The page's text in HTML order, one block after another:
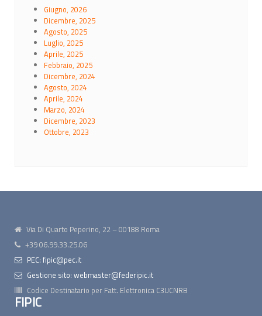
Giugno, 2026
Dicembre, 2025
Agosto, 2025
Luglio, 2025
Aprile, 2025
Febbraio, 2025
Dicembre, 2024
Agosto, 2024
Aprile, 2024
Marzo, 2024
Dicembre, 2023
Ottobre, 2023
Via Di Quarto Peperino, 22 – 00188 Roma
+39 06.99.33.25.06
PEC: fipic@pec.it
Gestione sito: webmaster@federipic.it
Codice Destinatario per Fatt. Elettronica C3UCNRB
FIPIC